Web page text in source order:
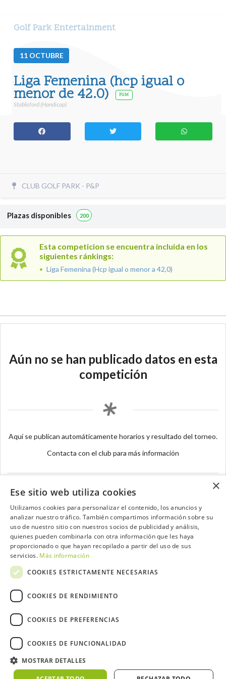
Golf Park Entertainment
11 OCTUBRE
Liga Femenina (hcp igual o
menor de 42.0) FGM
Stableford (Handicap)
CLUB GOLF PARK - P&P
Plazas disponibles 200
Esta competicion se encuentra incluida en los
siguientes ránkings:
Liga Femenina (Hcp igual o menor a 42,0)
Aún no se han publicado datos en esta
competición
Aquí se publican automáticamente horarios y resultado del torneo.
Contacta con el club para más información
Contacta con el equipo de NextCaddy
Opina Contacta
2026 ©NextCaddy.
Política de Cookies
Política de Privacidad
×
Ese sitio web utiliza cookies
Utilizamos cookies para personalizar el contenido, los anuncios y
analizar nuestro tráfico. También compartimos información sobre su
uso de nuestro sitio con nuestros socios de publicidad y análisis,
quienes pueden combinarla con otra información que les haya
proporcionado o que hayan recopilado a partir del uso de sus
servicios. Más información
COOKIES ESTRICTAMENTE NECESARIAS
COOKIES DE RENDIMIENTO
COOKIES DE PREFERENCIAS
COOKIES DE FUNCIONALIDAD
MOSTRAR DETALLES